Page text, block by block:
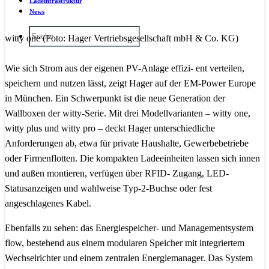
News
witty one (Foto: Hager Vertriebsgesellschaft mbH & Co. KG)
Wie sich Strom aus der eigenen PV-Anlage effizi- ent verteilen,
speichern und nutzen lässt, zeigt Hager auf der EM-Power Europe
in München. Ein Schwerpunkt ist die neue Generation der
Wallboxen der witty-Serie. Mit drei Modellvarianten – witty one,
witty plus und witty pro – deckt Hager unterschiedliche
Anforderungen ab, etwa für private Haushalte, Gewerbebetriebe
oder Firmenflotten. Die kompakten Ladeeinheiten lassen sich innen
und außen montieren, verfügen über RFID- Zugang, LED-
Statusanzeigen und wahlweise Typ-2-Buchse oder fest
angeschlagenes Kabel.
Ebenfalls zu sehen: das Energiespeicher- und Managementsystem
flow, bestehend aus einem modularen Speicher mit integriertem
Wechselrichter und einem zentralen Energiemanager. Das System